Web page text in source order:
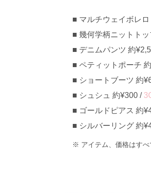
マルチウェイボレ
幾何学柄ニットト
デニムパンツ 約
ペティットポーチ
ショートブーツ 約
シュシュ 約¥300 /
ゴールドピアス 約
シルバーリング 約
アイテム、価格はす